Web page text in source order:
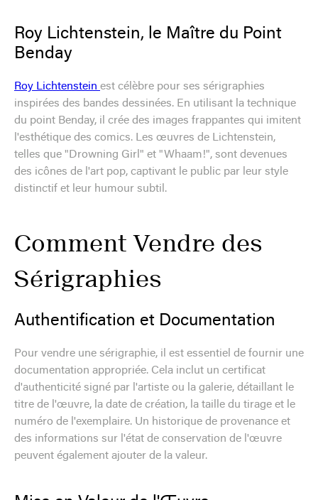
Roy Lichtenstein, le Maître du Point
Benday
Roy Lichtenstein est célèbre pour ses sérigraphies
inspirées des bandes dessinées. En utilisant la technique
du point Benday, il crée des images frappantes qui imitent
l'esthétique des comics. Les œuvres de Lichtenstein,
telles que "Drowning Girl" et "Whaam!", sont devenues
des icônes de l'art pop, captivant le public par leur style
distinctif et leur humour subtil.
Comment Vendre des
Sérigraphies
Authentification et Documentation
Pour vendre une sérigraphie, il est essentiel de fournir une
documentation appropriée. Cela inclut un certificat
d'authenticité signé par l'artiste ou la galerie, détaillant le
titre de l'œuvre, la date de création, la taille du tirage et le
numéro de l'exemplaire. Un historique de provenance et
des informations sur l'état de conservation de l'œuvre
peuvent également ajouter de la valeur.